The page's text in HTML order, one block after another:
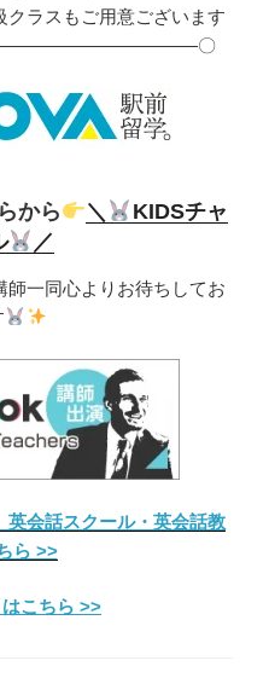
ラスもご用意ございます
〇
から ＼
KIDSチャ
／
一同心よりお待ちしてお
英会話スクール・英会話教
ら >>
こちら >>